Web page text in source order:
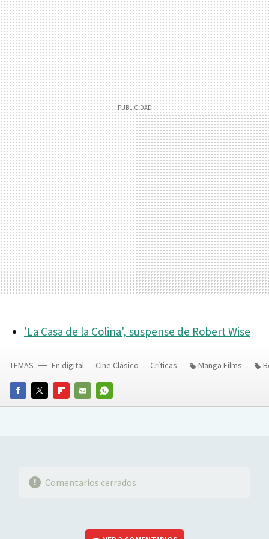
'La Casa de la Colina', suspense de Robert Wise
FACEBOOKTWITTERFLIPBOARD
E-
WHATSAPP
TEMAS En digital Cine Clásico Críticas Manga Films
Comentarios cerrados